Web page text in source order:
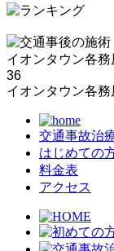
イオンタウン各
36
イオンタウン各
交通事故治
はじめての
料金表
アクセス